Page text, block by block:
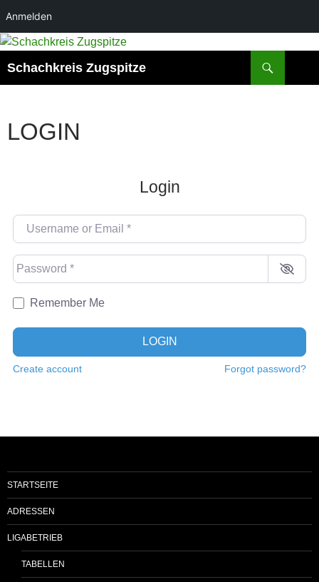
Anmelden
Schachkreis Zugspitze
LOGIN
Login
Username or Email
Password*
Remember Me
LOGIN
Create account Forgot password?
STARTSEITE
ADRESSEN
LIGABETRIEB
TABELLEN